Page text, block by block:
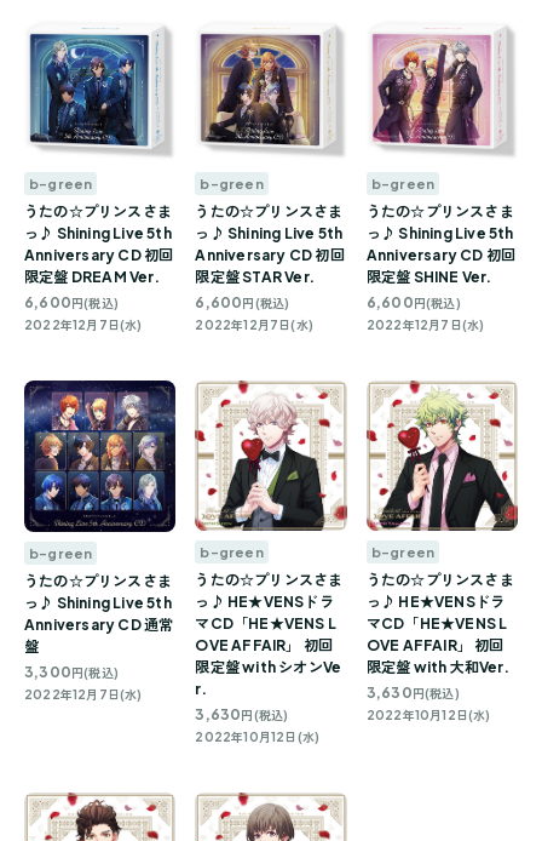
b-green
うたの☆プリンスさま
っ♪ Shining Live 5th
Anniversary CD 初回
限定盤 DREAM Ver.
6,600 円(税込)
2022年12月7日(水)
b-green
うたの☆プリンスさま
っ♪ Shining Live 5th
Anniversary CD 初回
限定盤 STAR Ver.
6,600 円(税込)
2022年12月7日(水)
b-green
うたの☆プリンスさま
っ♪ Shining Live 5th
Anniversary CD 初回
限定盤 SHINE Ver.
6,600 円(税込)
2022年12月7日(水)
b-green
うたの☆プリンスさま
っ♪ Shining Live 5th
Anniversary CD 通常
盤
3,300 円(税込)
2022年12月7日(水)
b-green
うたの☆プリンスさま
っ♪ HE★VENSドラ
マCD「HE★VENS L
OVE AFFAIR」 初回
限定盤 with シオンVe
r.
3,630円(税込)
2022年10月12日(水)
b-green
うたの☆プリンスさま
っ♪ HE★VENSドラ
マCD「HE★VENS L
OVE AFFAIR」 初回
限定盤 with 大和Ver.
3,630円(税込)
2022年10月12日(水)